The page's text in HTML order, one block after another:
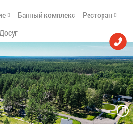
Бан­ный ком­плекс
Ре­сто­ран
До­суг